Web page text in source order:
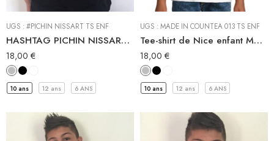
UGS :#PICHIN NISSART TS ENF
HASHTAG PICHIN NISSART , le tshirt de Nice pour les garçons
18,00 €
10 ans 12 ans 6 ANS
UGS :MADE IN COUNTEA 013 TS ENF
Tee-shirt de Nice enfant MADE IN COUNTEA DE NISSA
18,00 €
10 ans 12 ans 6 ANS